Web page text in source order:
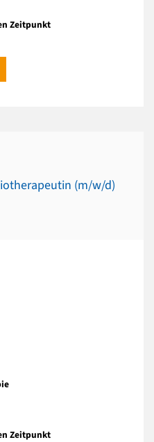
Zeitpunkt
(m/w/d)
Zeitpunkt